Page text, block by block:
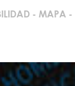
- MAPA -